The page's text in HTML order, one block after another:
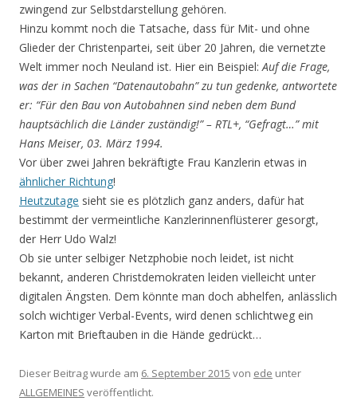
zwingend zur Selbstdarstellung gehören.
Hinzu kommt noch die Tatsache, dass für Mit- und ohne
Glieder der Christenpartei, seit über 20 Jahren, die vernetzte
Welt immer noch Neuland ist. Hier ein Beispiel: Auf die Frage,
was der in Sachen “Datenautobahn” zu tun gedenke, antwortete
er: “Für den Bau von Autobahnen sind neben dem Bund
hauptsächlich die Länder zuständig!” – RTL+, “Gefragt…” mit
Hans Meiser, 03. März 1994.
Vor über zwei Jahren bekräftigte Frau Kanzlerin etwas in
ähnlicher Richtung!
Heutzutage sieht sie es plötzlich ganz anders, dafür hat
bestimmt der vermeintliche Kanzlerinnenflüsterer gesorgt,
der Herr Udo Walz!
Ob sie unter selbiger Netzphobie noch leidet, ist nicht
bekannt, anderen Christdemokraten leiden vielleicht unter
digitalen Ängsten. Dem könnte man doch abhelfen, anlässlich
solch wichtiger Verbal-Events, wird denen schlichtweg ein
Karton mit Brieftauben in die Hände gedrückt…
Dieser Beitrag wurde am 6. September 2015 von ede unter
ALLGEMEINES veröffentlicht.